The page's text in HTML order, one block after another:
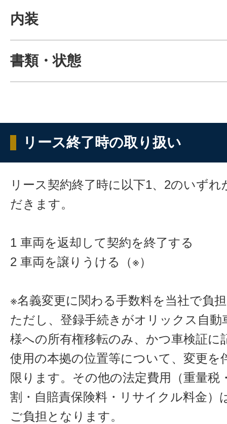
内装
書類・状態
リース終了時の取り扱い
リース契約終了時に以下1、2のいず
だきます。
1 車両を返却して契約を終了する
2 車両を譲りうける（※）
※名義変更に関わる手数料を当社で負
ただし、登録手続きがオリックス自動
様への所有権移転のみ、かつ車検証に
使用の本拠の位置等について、変更を
限ります。その他の法定費用（重量税
割・自賠責保険料・リサイクル料金）
ご負担となります。